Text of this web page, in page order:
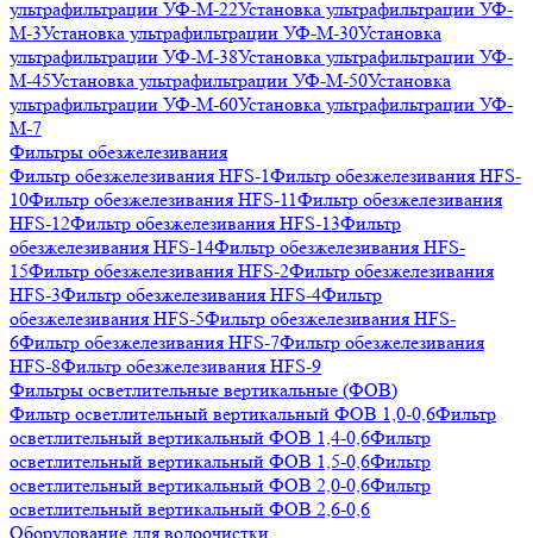
ультрафильтрации УФ-М-22Установка ультрафильтрации УФ-
М-3Установка ультрафильтрации УФ-М-30Установка
ультрафильтрации УФ-М-38Установка ультрафильтрации УФ-
М-45Установка ультрафильтрации УФ-М-50Установка
ультрафильтрации УФ-М-60Установка ультрафильтрации УФ-
М-7
Фильтры обезжелезивания
Фильтр обезжелезивания HFS-1Фильтр обезжелезивания HFS-
10Фильтр обезжелезивания HFS-11Фильтр обезжелезивания
HFS-12Фильтр обезжелезивания HFS-13Фильтр
обезжелезивания HFS-14Фильтр обезжелезивания HFS-
15Фильтр обезжелезивания HFS-2Фильтр обезжелезивания
HFS-3Фильтр обезжелезивания HFS-4Фильтр
обезжелезивания HFS-5Фильтр обезжелезивания HFS-
6Фильтр обезжелезивания HFS-7Фильтр обезжелезивания
HFS-8Фильтр обезжелезивания HFS-9
Фильтры осветлительные вертикальные (ФОВ)
Фильтр осветлительный вертикальный ФОВ 1,0-0,6Фильтр
осветлительный вертикальный ФОВ 1,4-0,6Фильтр
осветлительный вертикальный ФОВ 1,5-0,6Фильтр
осветлительный вертикальный ФОВ 2,0-0,6Фильтр
осветлительный вертикальный ФОВ 2,6-0,6
Оборудование для водоочистки